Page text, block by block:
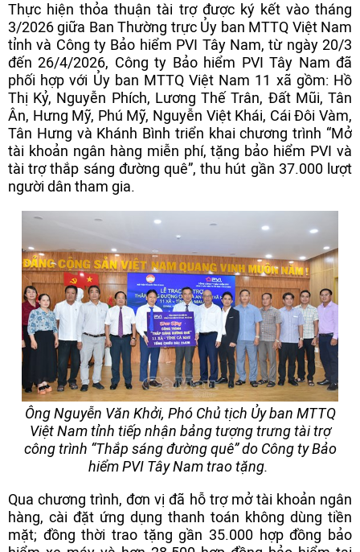
Thực hiện thỏa thuận tài trợ được ký kết vào tháng
3/2026 giữa Ban Thường trực Ủy ban MTTQ Việt Nam
tỉnh và Công ty Bảo hiểm PVI Tây Nam, từ ngày 20/3
đến 26/4/2026, Công ty Bảo hiểm PVI Tây Nam đã
phối hợp với Ủy ban MTTQ Việt Nam 11 xã gồm: Hồ
Thị Kỷ, Nguyễn Phích, Lương Thế Trân, Đất Mũi, Tân
Ân, Hưng Mỹ, Phú Mỹ, Nguyễn Việt Khái, Cái Đôi Vàm,
Tân Hưng và Khánh Bình triển khai chương trình “Mở
tài khoản ngân hàng miễn phí, tặng bảo hiểm PVI và
tài trợ thắp sáng đường quê”, thu hút gần 37.000 lượt
người dân tham gia.
Ông Nguyễn Văn Khởi, Phó Chủ tịch Ủy ban MTTQ
Việt Nam tỉnh tiếp nhận bảng tượng trưng tài trợ
công trình “Thắp sáng đường quê” do Công ty Bảo
hiểm PVI Tây Nam trao tặng.
Qua chương trình, đơn vị đã hỗ trợ mở tài khoản ngân
hàng, cài đặt ứng dụng thanh toán không dùng tiền
mặt; đồng thời trao tặng gần 35.000 hợp đồng bảo